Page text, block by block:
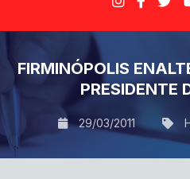
FIRMINÓPOLIS
PRESIDENTE
29/03/2011